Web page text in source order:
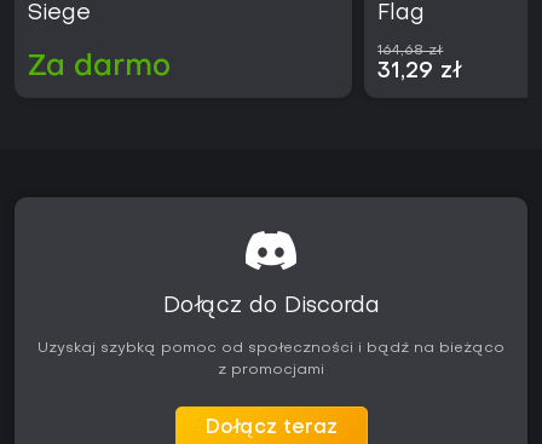
Siege
Za darmo
Flag
164,68 zł
31,29 zł
Dołącz do Discorda
Uzyskaj szybką pomoc od społeczności i bądź na bieżąco
z promocjami
Dołącz teraz